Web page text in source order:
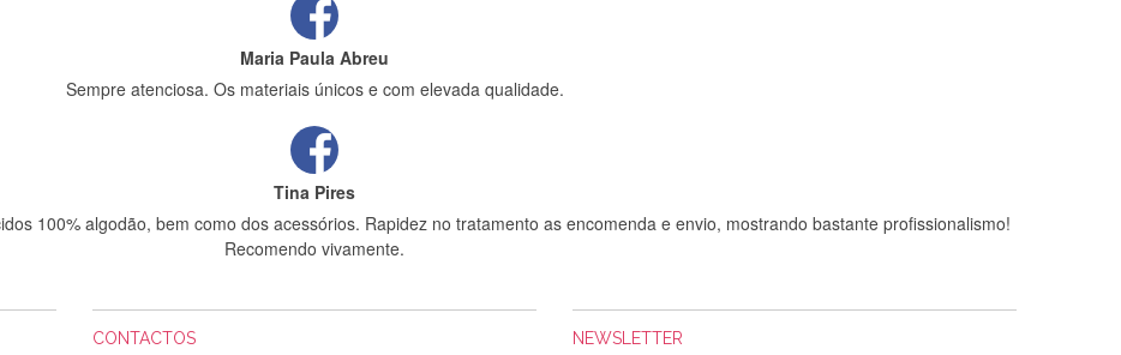
Maria Paula Abreu
Sempre atenciosa. Os materiais únicos e com elevada qualidade.
Tina Pires
100% algodão, bem como dos acessórios. Rapidez no tratamento as encomenda e envio, mostrando bastante profissionalismo!
Recomendo vivamente.
CONTACTOS
NEWSLETTER